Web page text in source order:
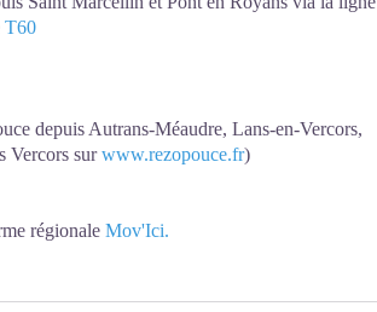
T60
depuis Autrans-Méaudre, Lans-en-Vercors,
Vercors surwww.rezopouce.fr)
régionale Mov'Ici.